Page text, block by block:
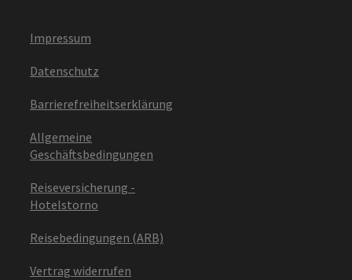
Impressum
Datenschutz
Barrierefreiheitserklärung
Allgemeine
Geschäftsbedingungen
Reiseversicherung -
Hotelstorno
Reisebedingungen (ARB)
Vertrag widerrufen